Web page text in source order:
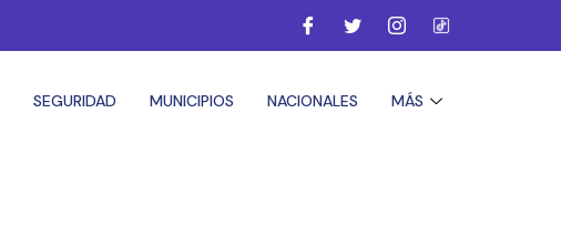
SEGURIDAD MUNICIPIOS NACIONALES MÁS